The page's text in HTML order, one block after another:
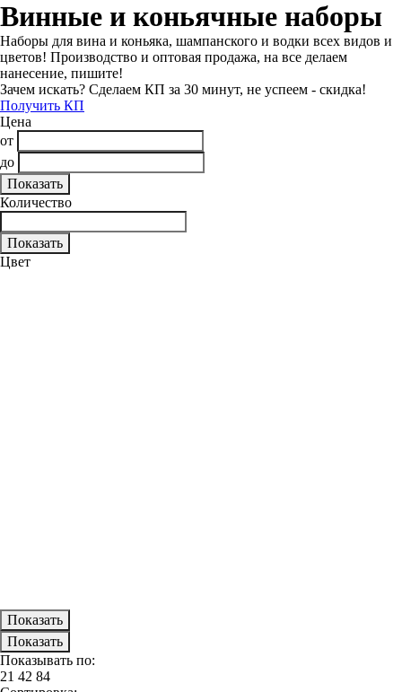
Винные и коньячные наборы
Наборы для вина и коньяка, шампанского и водки всех видов и
цветов! Производство и оптовая продажа, на все делаем
нанесение, пишите!
Зачем искать? Сделаем КП за 30 минут, не успеем - скидка!
Получить КП
Цена
от
до
Количество
Цвет
Показывать по:
21 42 84